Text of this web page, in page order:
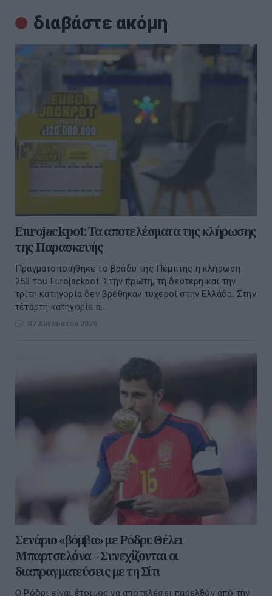
διαβάστε ακόμη
Eurojackpot: Τα αποτελέσματα της κλήρωσης
της Παρασκευής
Πραγματοποιήθηκε το βράδυ της Πέμπτης η κλήρωση
253 του Eurojackpot. Στην πρώτη, τη δεύτερη και την
τρίτη κατηγορία δεν βρέθηκαν τυχεροί στην Ελλάδα. Στην
τέταρτη κατηγορία α...
07 Αυγούστου 2026
Σενάριο «βόμβα» με Ρόδρι: Θέλει
Μπαρτσελόνα – Συνεχίζονται οι
διαπραγματεύσεις με τη Σίτι
Ο Ρόδρι είναι έτοιμος να αποτελέσει παρελθόν από την